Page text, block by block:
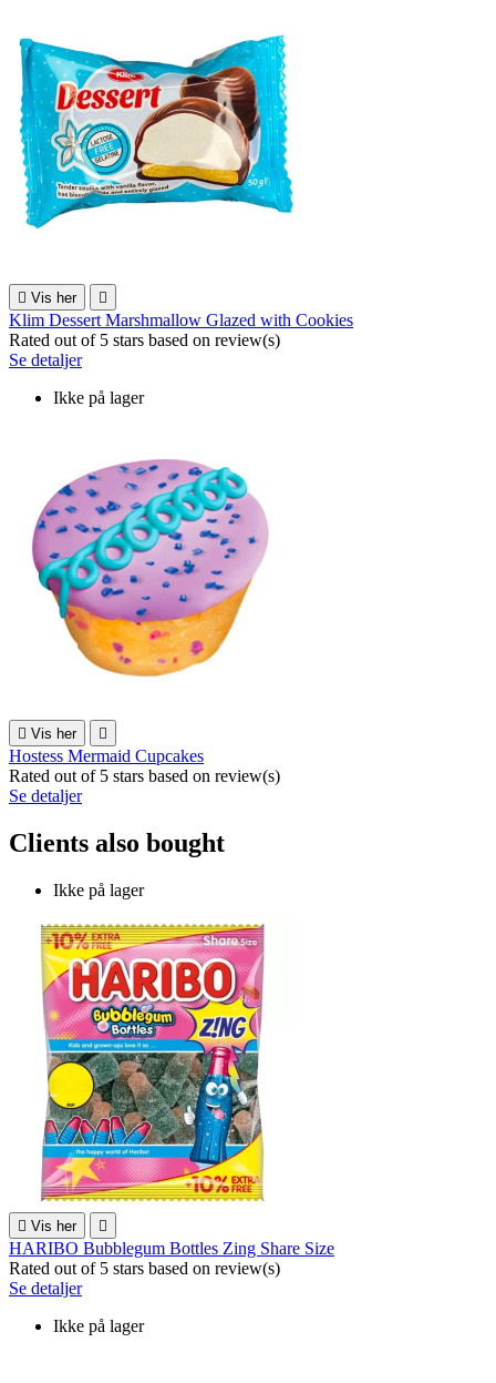
 Vis her 
Klim Dessert Marshmallow Glazed with Cookies
Rated out of 5 stars based on review(s)
Se detaljer
Ikke på lager
 Vis her 
Hostess Mermaid Cupcakes
Rated out of 5 stars based on review(s)
Se detaljer
Clients also bought
Ikke på lager
 Vis her 
HARIBO Bubblegum Bottles Zing Share Size
Rated out of 5 stars based on review(s)
Se detaljer
Ikke på lager